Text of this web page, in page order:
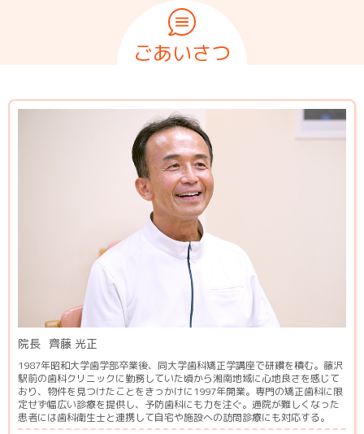
ごあいさつ
院長 齊藤 光正
1987年昭和大学歯学部卒業後、同大学歯科矯正学講座で研鑽を積む。藤沢
駅前の歯科クリニックに勤務していた頃から湘南地域に心地良さを感じて
おり、物件を見つけたことをきっかけに1997年開業。専門の矯正歯科に限
定せず幅広い診療を提供し、予防歯科にも力を注ぐ。通院が難しくなった
患者には歯科衛生士と連携して自宅や施設への訪問診療にも対応する。